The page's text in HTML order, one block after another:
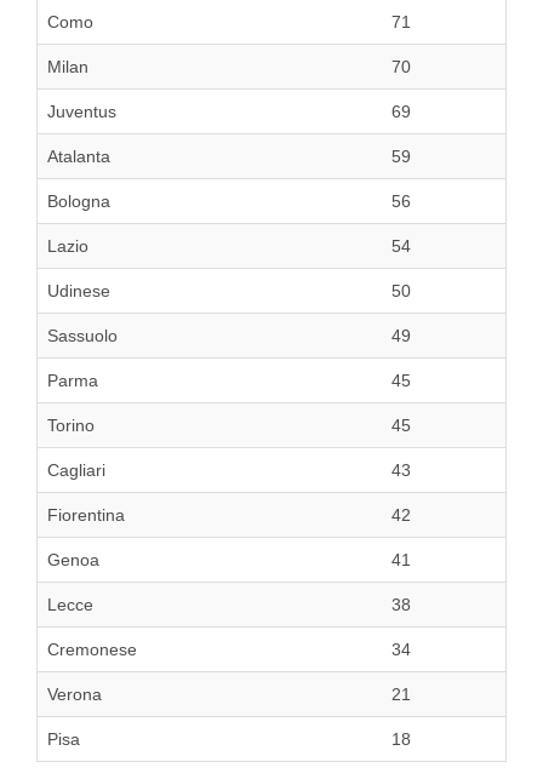
Como 71
Milan 70
Juventus 69
Atalanta 59
Bologna 56
Lazio 54
Udinese 50
Sassuolo 49
Parma 45
Torino 45
Cagliari 43
Fiorentina 42
Genoa 41
Lecce 38
Cremonese 34
Verona 21
Pisa 18